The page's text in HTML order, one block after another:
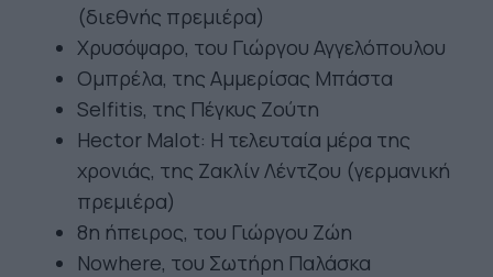
(διεθνής πρεμιέρα)
Χρυσόψαρο, του Γιώργου Αγγελόπουλου
Ομπρέλα, της Αμμερίσας Μπάστα
Selfitis, της Πέγκυς Ζούτη
Hector Malot: Η τελευταία μέρα της
χρονιάς, της Ζακλίν Λέντζου (γερμανική
πρεμιέρα)
8η ήπειρος, του Γιώργου Ζώη
Νοwhere, του Σωτήρη Παλάσκα